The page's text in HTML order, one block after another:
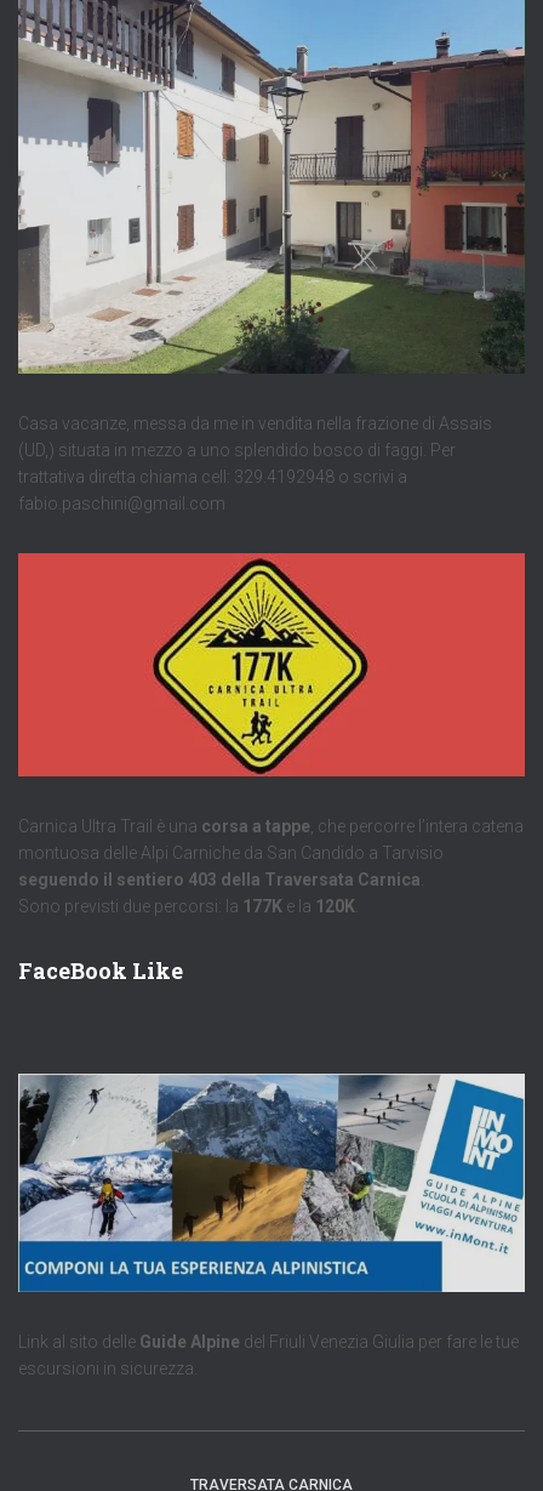
Casa vacanze, messa da me in vendita nella frazione di Assais
(UD,) situata in mezzo a uno splendido bosco di faggi. Per
trattativa diretta chiama cell: 329.4192948 o scrivi a
fabio.paschini@gmail.com
Carnica Ultra Trail è una corsa a tappe, che percorre l’intera catena
montuosa delle Alpi Carniche da San Candido a Tarvisio
seguendo il sentiero 403 della Traversata Carnica.
Sono previsti due percorsi: la 177K e la 120K.
FaceBook Like
Link al sito delle Guide Alpine del Friuli Venezia Giulia per fare le tue
escursioni in sicurezza.
TRAVERSATA CARNICA